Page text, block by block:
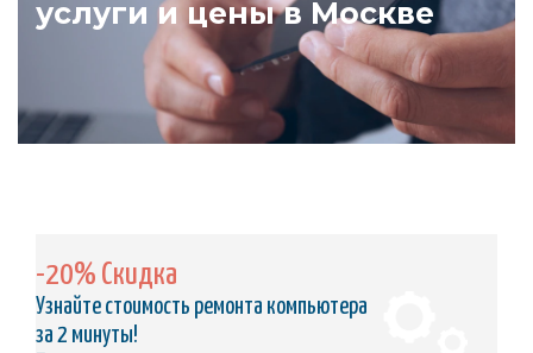
услуги и цены в Москве
-20% Скидка
Узнайте стоимость ремонта компьютера
за 2 минуты!